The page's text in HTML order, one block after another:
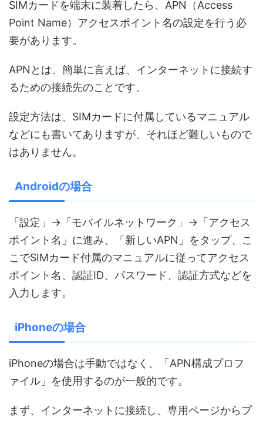
SIMカードを端末に装着したら、APN（Access
Point Name）アクセスポイント名の設定を行う必
要があります。
APNとは、簡単に言えば、インターネットに接続す
るための接続先のことです。
設定方法は、SIMカードに付属しているマニュアル
などにも書いてありますが、それほど難しいもので
はありません。
Androidの場合
「設定」→「モバイルネットワーク」→「アクセス
ポイント名」に進み、「新しいAPN」をタップ、こ
こでSIMカード付属のマニュアルに従ってアクセス
ポイント名、認証ID、パスワード、認証方式などを
入力します。
iPhoneの場合
iPhoneの場合は手動ではなく、「APN構成プロフ
ァイル」を使用するのが一般的です。
まず、インターネットに接続し、専用ページからプ